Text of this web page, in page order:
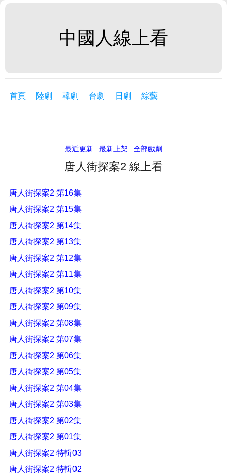
中國人線上看
首頁 陸劇 韓劇 台劇 日劇 綜藝
最近更新 最新上架 全部戲劇
唐人街探案2 線上看
唐人街探案2 第16集
唐人街探案2 第15集
唐人街探案2 第14集
唐人街探案2 第13集
唐人街探案2 第12集
唐人街探案2 第11集
唐人街探案2 第10集
唐人街探案2 第09集
唐人街探案2 第08集
唐人街探案2 第07集
唐人街探案2 第06集
唐人街探案2 第05集
唐人街探案2 第04集
唐人街探案2 第03集
唐人街探案2 第02集
唐人街探案2 第01集
唐人街探案2 特輯03
唐人街探案2 特輯02